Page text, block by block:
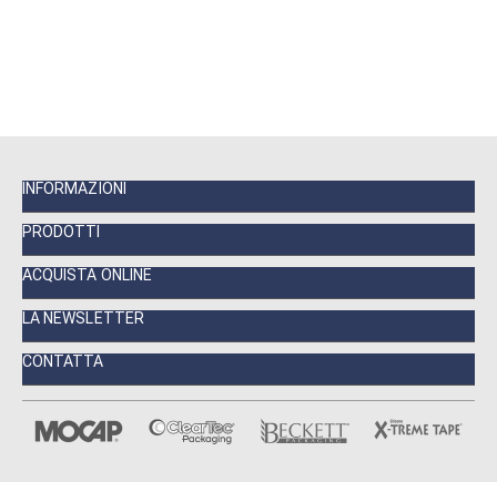
INFORMAZIONI
PRODOTTI
ACQUISTA ONLINE
LA NEWSLETTER
CONTATTA